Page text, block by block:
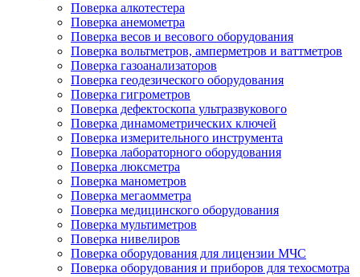
Поверка алкотестера
Поверка анемометра
Поверка весов и весового оборудования
Поверка вольтметров, амперметров и ваттметров
Поверка газоанализаторов
Поверка геодезического оборудования
Поверка гигрометров
Поверка дефектоскопа ультразвукового
Поверка динамометрических ключей
Поверка измерительного инструмента
Поверка лабораторного оборудования
Поверка люксметра
Поверка манометров
Поверка мегаомметра
Поверка медицинского оборудования
Поверка мультиметров
Поверка нивелиров
Поверка оборудования для лицензии МЧС
Поверка оборудования и приборов для техосмотра